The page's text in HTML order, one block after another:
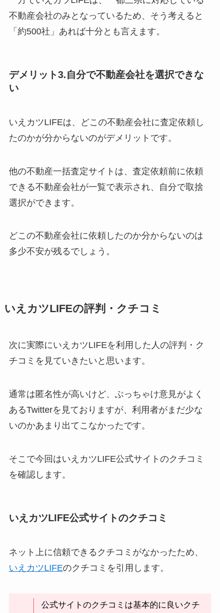
不動産会社のみとなっているため、そう考えると
「約500社」あれば十分とも言えます。
デメリット3.自分で不動産会社を選択できな
い
いえカツLIFEは、どこの不動産会社に査定依頼し
たのかが分からないのがデメリットです。
他の不動産一括査定サイトは、査定依頼前に依頼
できる不動産会社が一覧で表示され、自分で取捨
選択ができます。
どこの不動産会社に依頼したのか分からないのは
多少不安が残るでしょう。
いえカツLIFEの評判・クチコミ
次に実際にいえカツLIFEを利用した人の評判・ク
チコミを見ていきたいと思います。
通常は匿名性が高いけど、ぶっちゃけ意見がよく
あるTwitterを見ておりますが、利用者がまだ少な
いのかあまり出てこなかったです。
そこで今回はいえカツLIFE公式サイトのクチコミ
を確認します。
いえカツLIFE公式サイトのクチコミ
ネット上に信頼できるクチコミがなかったため、
いえカツLIFEのクチコミを引用します。
公式サイトのクチコミは基本的に良いクチ